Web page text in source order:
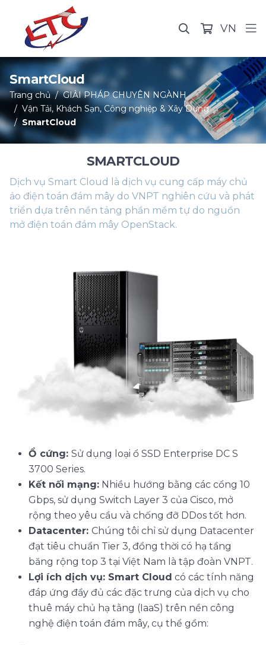
VN
SmartCloud
Trang chủ
GIẢI PHÁP CHUYÊN NGÀNH
Vận Tải, Khách Sạn, Công nghiệp & Xây Dựng
SmartCloud
SMARTCLOUD
Dịch vụ Smart Cloud là dịch vụ cung cấp máy chủ
ảo điện toán đám mây do VNPT nghiên cứu và phát
triển dựa trên nền tảng phần mềm tự do nguồn
mở điện toán đám mây OpenStack.
Ổ cứng: Sử dụng loại ổ SSD Enterprise DC S
3700 Series.
Kết nối mạng: Nhiều hướng bằng các cổng 10
Gbps, sử dụng Switch Layer 3 của Cisco, mở
rộng theo yêu cầu và chống đỡ DDos tốt hơn.
Datacenter: Chúng tôi chỉ sử dụng Datacenter
đạt tiêu chuẩn Tier 3, đồng thời có hạ tầng
băng rộng top 3 tại Việt Nam là tập đoàn VNPT.
Lợi ích dịch vụ: Smart Cloud có các tính năng
đáp ứng đầy đủ các đặc trưng của dịch vụ cho
thuê máy chủ hạ tằng (IaaS) trên nền công
nghệ điện toán đám mây, cụ thể gồm: